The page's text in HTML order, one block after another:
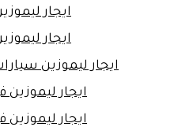
ايجار
ايجار
ايجار ليموزين
ايجار ليموزين
ايجار ليموزين